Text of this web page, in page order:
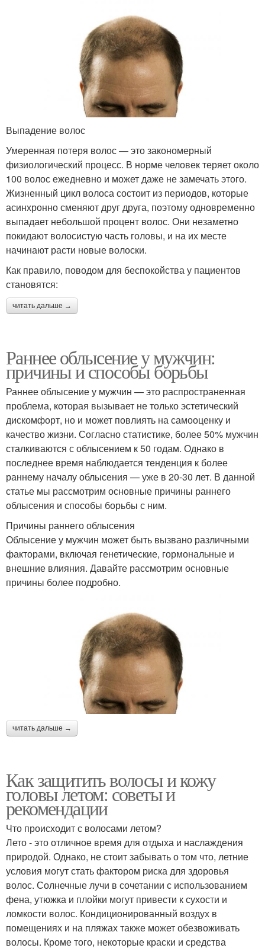
Выпадение волос
Умеренная потеря волос — это закономерный
физиологический процесс. В норме человек теряет около
100 волос ежедневно и может даже не замечать этого.
Жизненный цикл волоса состоит из периодов, которые
асинхронно сменяют друг друга, поэтому одновременно
выпадает небольшой процент волос. Они незаметно
покидают волосистую часть головы, и на их месте
начинают расти новые волоски.
Как правило, поводом для беспокойства у пациентов
становятся:
читать дальше →
Раннее облысение у мужчин:
причины и способы борьбы
Раннее облысение у мужчин — это распространенная
проблема, которая вызывает не только эстетический
дискомфорт, но и может повлиять на самооценку и
качество жизни. Согласно статистике, более 50% мужчин
сталкиваются с облысением к 50 годам. Однако в
последнее время наблюдается тенденция к более
раннему началу облысения — уже в 20-30 лет. В данной
статье мы рассмотрим основные причины раннего
облысения и способы борьбы с ним.
Причины раннего облысения
Облысение у мужчин может быть вызвано различными
факторами, включая генетические, гормональные и
внешние влияния. Давайте рассмотрим основные
причины более подробно.
читать дальше →
Как защитить волосы и кожу
головы летом: советы и
рекомендации
Что происходит с волосами летом?
Лето - это отличное время для отдыха и наслаждения
природой. Однако, не стоит забывать о том что, летние
условия могут стать фактором риска для здоровья
волос. Солнечные лучи в сочетании с использованием
фена, утюжка и плойки могут привести к сухости и
ломкости волос. Кондиционированный воздух в
помещениях и на пляжах также может обезвоживать
волосы. Кроме того, некоторые краски и средства